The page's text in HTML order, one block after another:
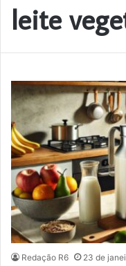
leite
Redação R6 23 de